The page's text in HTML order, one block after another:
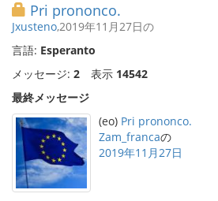
Pri prononco.
Jxusteno,2019年11月27日の
言語: Esperanto
メッセージ: 2 表示 14542
最終メッセージ
(eo) Pri prononco.
Zam_francaの
2019年11月27日